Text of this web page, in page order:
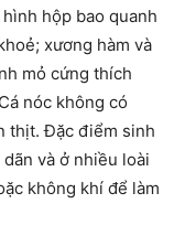
hộp bao quanh
xương hàm và
mỏ cứng thích
nóc không có
thịt.Đặc điểm sinh
và ở nhiều loài
không khí để làm